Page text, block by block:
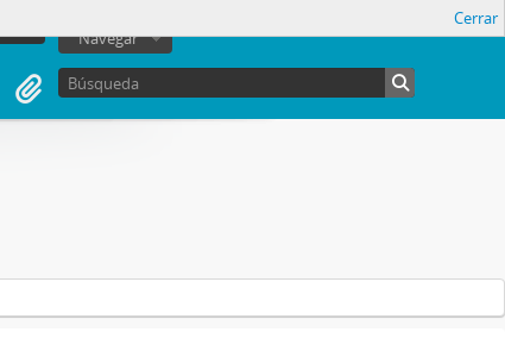
Navegar
Cerrar